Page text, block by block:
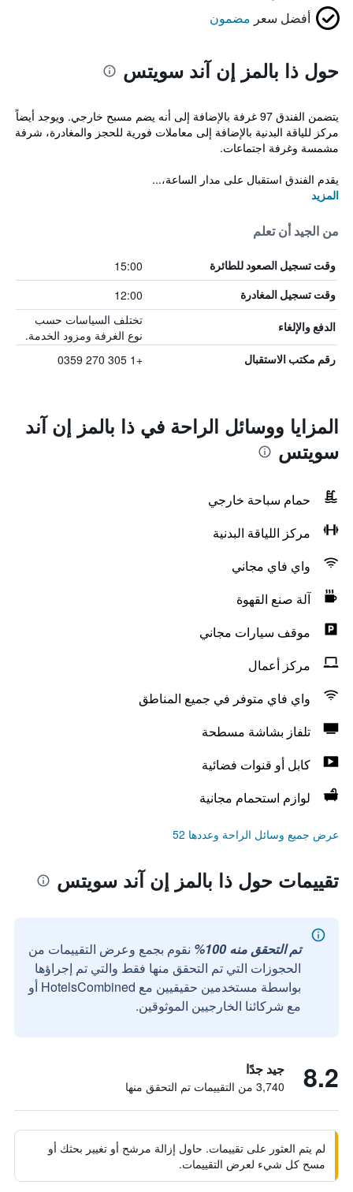
أفضل سعر مضمون
حول ذا بالمز إن آند سويتس
يتضمن الفندق 97 غرفة بالإضافة إلى أنه يضم مسبح خارجي. ويوجد أيضاً
مركز للياقة البدنية بالإضافة إلى معاملات فورية للحجز والمغادرة، شرفة
مشمسة وغرفة اجتماعات.
يقدم الفندق استقبال على مدار الساعة،...
المزيد
من الجيد أن تعلم
وقت تسجيل الصعود للطائرة 15:00
وقت تسجيل المغادرة 12:00
الدفع والإلغاء
تختلف السياسات حسب
نوع الغرفة ومزود الخدمة.
رقم مكتب الاستقبال +1 305 270 0359
المزايا ووسائل الراحة في ذا بالمز إن آند
سويتس
حمام سباحة خارجي
مركز اللياقة البدنية
واي فاي مجاني
آلة صنع القهوة
موقف سيارات مجاني
مركز أعمال
واي فاي متوفر في جميع المناطق
تلفاز بشاشة مسطحة
كابل أو قنوات فضائية
لوازم استحمام مجانية
عرض جميع وسائل الراحة وعددها 52
تقييمات حول ذا بالمز إن آند سويتس
تم التحقق منه 100%
نقوم بجمع وعرض التقييمات من
الحجوزات التي تم التحقق منها فقط والتي تم إجراؤها
بواسطة مستخدمين حقيقيين مع HotelsCombined أو
مع شركائنا الخارجيين الموثوقين.
8.2 جيد جدًا
3,740 من التقييمات تم التحقق منها
لم يتم العثور على تقييمات. حاول إزالة مرشح أو تغيير بحثك أو
مسح كل شيء لعرض التقييمات.